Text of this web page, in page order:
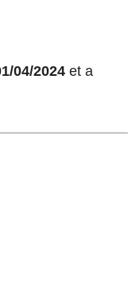
04/2024 et a